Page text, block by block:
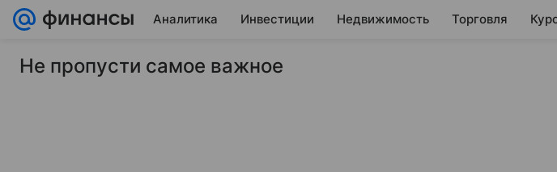
Аналитика Инвестиции Недвижимость Торговля
12 июля 2024 ТАСС
величине экономикой в мире к
Не пропусти самое важное